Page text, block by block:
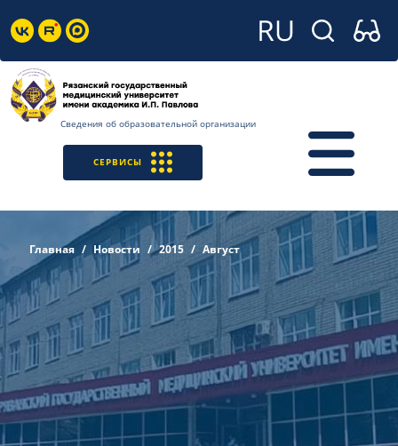
Сведения об образовательной организации
СЕРВИСЫ
Главная Новости 2015 Август